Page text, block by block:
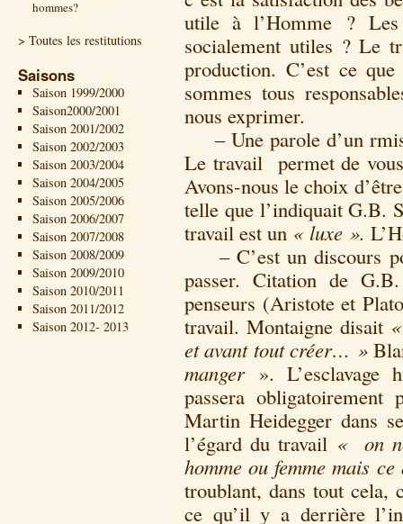
hommes?
> Toutes les restitutions
Saisons
Saison 1999/2000
Saison2000/2001
Saison 2001/2002
Saison 2002/2003
Saison 2003/2004
Saison 2004/2005
Saison 2005/2006
Saison 2006/2007
Saison 2007/2008
Saison 2008/2009
Saison 2009/2010
Saison 2010/2011
Saison 2011/2012
Saison 2012- 2013
utile à l’Homme ? Les
socialement utiles ? Le
production. C’est ce
sommes tous
nous exprimer.
– Une parole d’un
Le travail permet de
Avons-nous le choix
telle que l’indiquait G.B.
travail est un « luxe ».
– C’est un discours
passer. Citation de
penseurs (Aristote et
travail. Montaigne disait
et avant tout créer… »
manger». L’esclavage
passera obligatoirement
Martin Heidegger dans
l’égard du travail « on
homme ou femme mais
troublant, dans tout cela,
ce qu’il y a derrière